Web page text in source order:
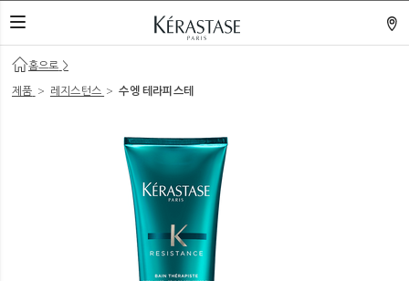
네비게이션 열기
홈으로 >
제품 > 레지스턴스 > 수엥 테라피스테